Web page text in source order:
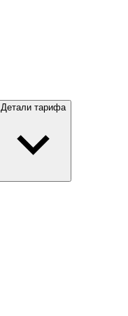
Детали тарифа